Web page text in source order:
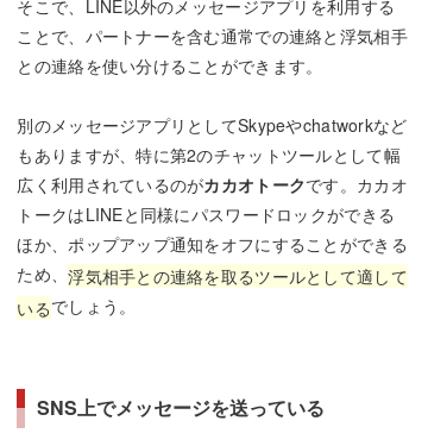
そこで、LINE以外のメッセージアプリを利用する
ことで、パートナーを含む通常での連絡と浮気相手
との連絡を使い分けることができます。
別のメッセージアプリとしてSkypeやchatworkなど
もありますが、特に第2のチャットツールとして幅
広く利用されているのがカカオトークです。カカオ
トークはLINEと同様にパスワードロックができる
ほか、ポップアップ通知をオフにすることができる
ため、浮気相手との連絡を取るツールとして適して
いるでしょう。
SNS上でメッセージを送っている